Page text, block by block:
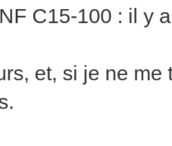
C15-100 : il y
et, si je ne